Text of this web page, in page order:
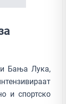
Бања Лука,
и спортско